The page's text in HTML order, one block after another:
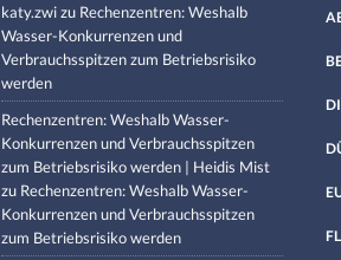
katy.zwizu Rechenzentren: Weshalb
Wasser-Konkurrenzen und
Verbrauchsspitzen zum Betriebsrisiko
werden
Rechenzentren: Weshalb Wasser-
Konkurrenzen und Verbrauchsspitzen
zum Betriebsrisiko werden | Heidis Mist
zu Rechenzentren: Weshalb Wasser-
Konkurrenzen und Verbrauchsspitzen
zum Betriebsrisiko werden